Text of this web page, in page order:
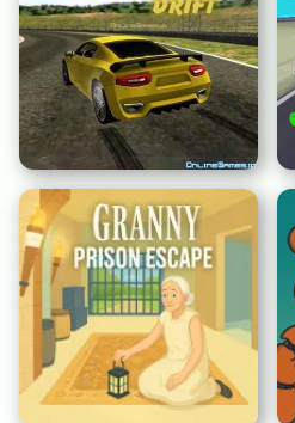
Tank-Arena
Supersportwagen Drift